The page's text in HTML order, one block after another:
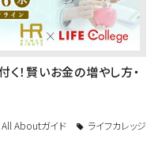
く！賢いお金の増やし方・
All Aboutガイド ライフカレッジ